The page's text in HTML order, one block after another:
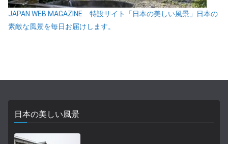
JAPAN WEB MAGAZINE 特設サイト「日本の美しい風景」日本の
素敵な風景を毎日お届けします。
日本の美しい風景